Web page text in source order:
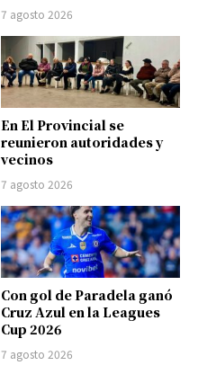
7 agosto 2026
En El Provincial se
reunieron autoridades y
vecinos
7 agosto 2026
Con gol de Paradela ganó
Cruz Azul en la Leagues
Cup 2026
7 agosto 2026